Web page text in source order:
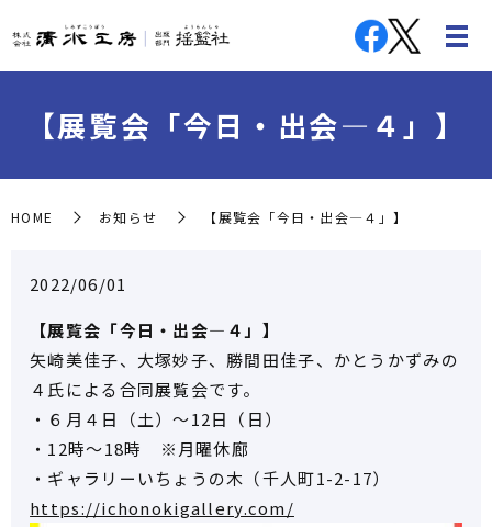
【展覧会「今日・出会―４」】
HOME お知らせ 【展覧会「今日・出会―４」】
2022/06/01
【展覧会「今日・出会―４」】
矢崎美佳子、大塚妙子、勝間田佳子、かとうかずみの
４氏による合同展覧会です。
・６月４日（土）～12日（日）
・12時～18時 ※月曜休廊
・ギャラリーいちょうの木（千人町1-2-17）
https://ichonokigallery.com/